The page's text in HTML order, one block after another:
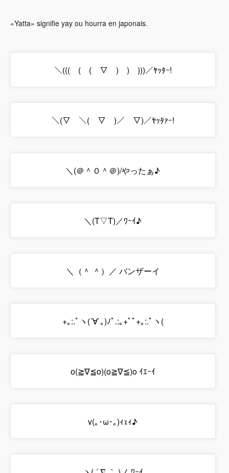
«Yatta» signifie yay ou hourra en japonais.
＼(((￣(￣(￣▽￣)￣)￣)))／ﾔｯﾀｰ!
＼(▽￣＼(￣▽￣)／￣▽)／ﾔｯﾀｧｰ!
＼(＠＾０＾＠)/やったぁ♪
＼(T▽T)／ﾜｰｲ♪
＼（＾ ＾）／ バンザーイ
+｡:.ﾟヽ(´∀`｡)ﾉﾟ.:｡+ﾟﾟ+｡:.ﾟヽ(
o(≧∇≦o)(o≧∇≦)o ｲｴｰｲ
v(｡･ω･｡)ｨｪｨ♪